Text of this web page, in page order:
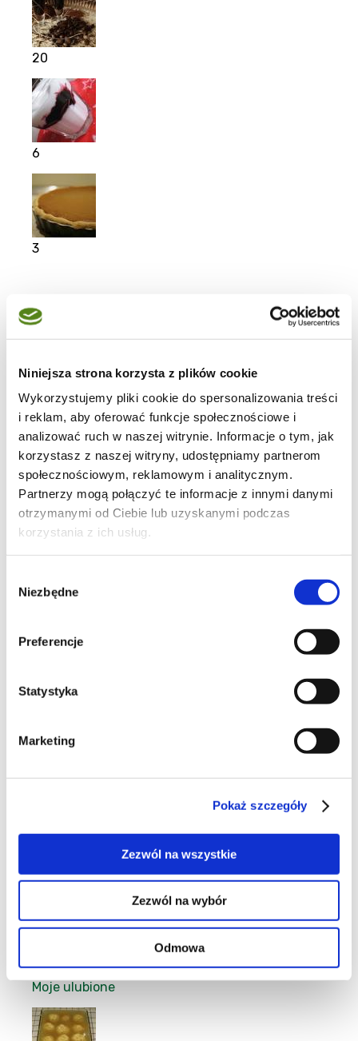
Niniejsza strona korzysta z plików cookie
Wykorzystujemy pliki cookie do spersonalizowania treści
i reklam, aby oferować funkcje społecznościowe i
analizować ruch w naszej witrynie. Informacje o tym, jak
korzystasz z naszej witryny, udostępniamy partnerom
społecznościowym, reklamowym i analitycznym.
Partnerzy mogą połączyć te informacje z innymi danymi
otrzymanymi od Ciebie lub uzyskanymi podczas
korzystania z ich usług.
zgody
Niezbędne
Preferencje
Statystyka
Marketing
Pokaż szczegóły
Zezwól na wszystkie
Zezwól na wybór
Odmowa
20
6
3
Moje ulubione
70
3
41
Moje ulubione
23
6
1
Moje ulubione